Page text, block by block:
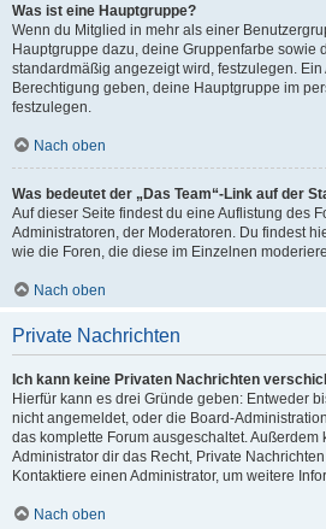
Was ist eine Hauptgruppe?
Wenn du Mitglied in mehr als einer
Hauptgruppe dazu, deine Gruppenfarbe sowie
standardmäßig angezeigt wird, festzulegen.
Berechtigung geben, deine Hauptgruppe im
festzulegen.
Nach oben
Was bedeutet der „Das Team“-Link auf der
Auf dieser Seite findest du eine Auflistung des
Administratoren, der Moderatoren. Du findest
wie die Foren, die diese im Einzelnen
Nach oben
Private Nachrichten
Ich kann keine Privaten Nachrichten
Hierfür kann es drei Gründe geben: Entweder
nicht angemeldet, oder die Board-
das komplette Forum ausgeschaltet. Außerdem
Administrator dir das Recht, Private
Kontaktiere einen Administrator, um weitere
Nach oben